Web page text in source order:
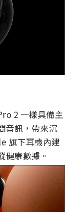
2 一樣具備主
音訊，帶來沉
旗下耳機內建
健康數據。